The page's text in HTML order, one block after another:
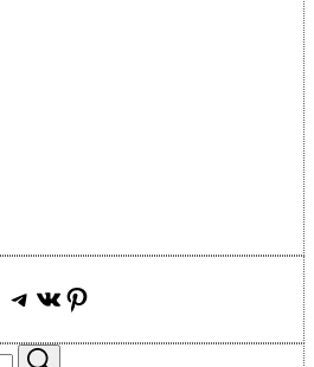
Telegram
ВКонтакте
Pinterest